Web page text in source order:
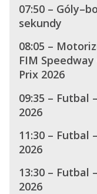
07:50 –
sekundy
08:05 –
FIM Speedway
Prix 2026
09:35 – Futbal
2026
11:30 – Futbal
2026
13:30 – Futbal
2026